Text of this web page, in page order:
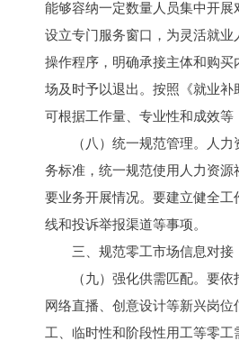
能够容纳一定数量人员集中开
设立专门服务窗口，为灵活就
操作程序，明确承接主体和购
场及时予以退出。按照《就业
可根据工作量、专业性和成效等
（八）统一规范管理。人
务标准，统一规范使用人力资
要业务开展情况。要建立健全
线和投诉举报渠道等事项。
三、规范零工市场信息对接
（九）强化供需匹配。要
网络直播、创意设计等新兴岗
工、临时性和阶段性用工等零